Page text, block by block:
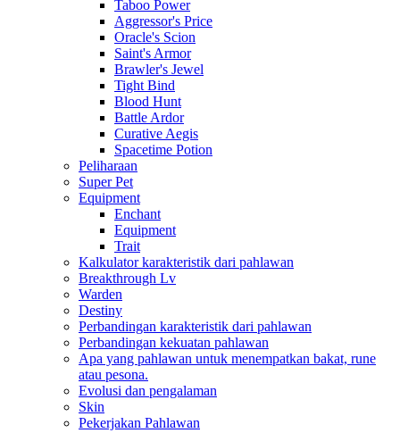
Taboo Power
Aggressor's Price
Oracle's Scion
Saint's Armor
Brawler's Jewel
Tight Bind
Blood Hunt
Battle Ardor
Curative Aegis
Spacetime Potion
Peliharaan
Super Pet
Equipment
Enchant
Equipment
Trait
Kalkulator karakteristik dari pahlawan
Breakthrough Lv
Warden
Destiny
Perbandingan karakteristik dari pahlawan
Perbandingan kekuatan pahlawan
Apa yang pahlawan untuk menempatkan bakat, rune
atau pesona.
Evolusi dan pengalaman
Skin
Pekerjakan Pahlawan